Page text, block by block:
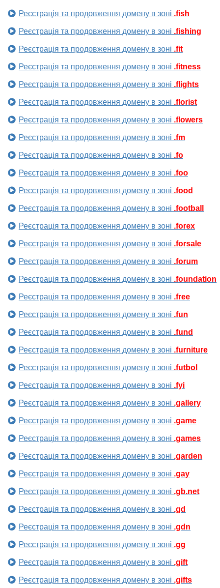
Реєстрація та продовження домену в зоні .fish
Реєстрація та продовження домену в зоні .fishing
Реєстрація та продовження домену в зоні .fit
Реєстрація та продовження домену в зоні .fitness
Реєстрація та продовження домену в зоні .flights
Реєстрація та продовження домену в зоні .florist
Реєстрація та продовження домену в зоні .flowers
Реєстрація та продовження домену в зоні .fm
Реєстрація та продовження домену в зоні .fo
Реєстрація та продовження домену в зоні .foo
Реєстрація та продовження домену в зоні .food
Реєстрація та продовження домену в зоні .football
Реєстрація та продовження домену в зоні .forex
Реєстрація та продовження домену в зоні .forsale
Реєстрація та продовження домену в зоні .forum
Реєстрація та продовження домену в зоні .foundation
Реєстрація та продовження домену в зоні .free
Реєстрація та продовження домену в зоні .fun
Реєстрація та продовження домену в зоні .fund
Реєстрація та продовження домену в зоні .furniture
Реєстрація та продовження домену в зоні .futbol
Реєстрація та продовження домену в зоні .fyi
Реєстрація та продовження домену в зоні .gallery
Реєстрація та продовження домену в зоні .game
Реєстрація та продовження домену в зоні .games
Реєстрація та продовження домену в зоні .garden
Реєстрація та продовження домену в зоні .gay
Реєстрація та продовження домену в зоні .gb.net
Реєстрація та продовження домену в зоні .gd
Реєстрація та продовження домену в зоні .gdn
Реєстрація та продовження домену в зоні .gg
Реєстрація та продовження домену в зоні .gift
Реєстрація та продовження домену в зоні .gifts